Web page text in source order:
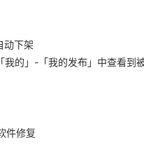
动下架
的」-「我的发布」中查看到
件修复